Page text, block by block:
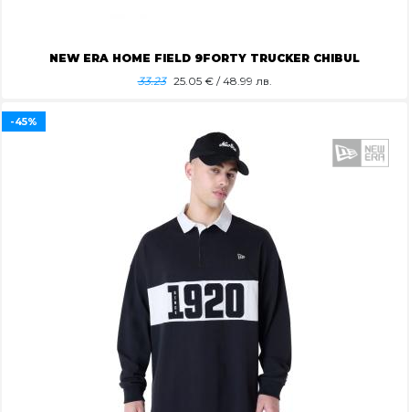
NEW ERA HOME FIELD 9FORTY TRUCKER CHIBUL
33.23 25.05€ / 48.99 лв.
-45%